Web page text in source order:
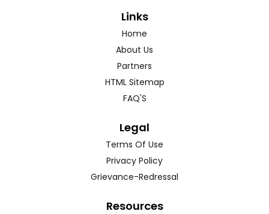
Links
Home
About Us
Partners
HTML Sitemap
FAQ'S
Legal
Terms Of Use
Privacy Policy
Grievance-Redressal
Resources